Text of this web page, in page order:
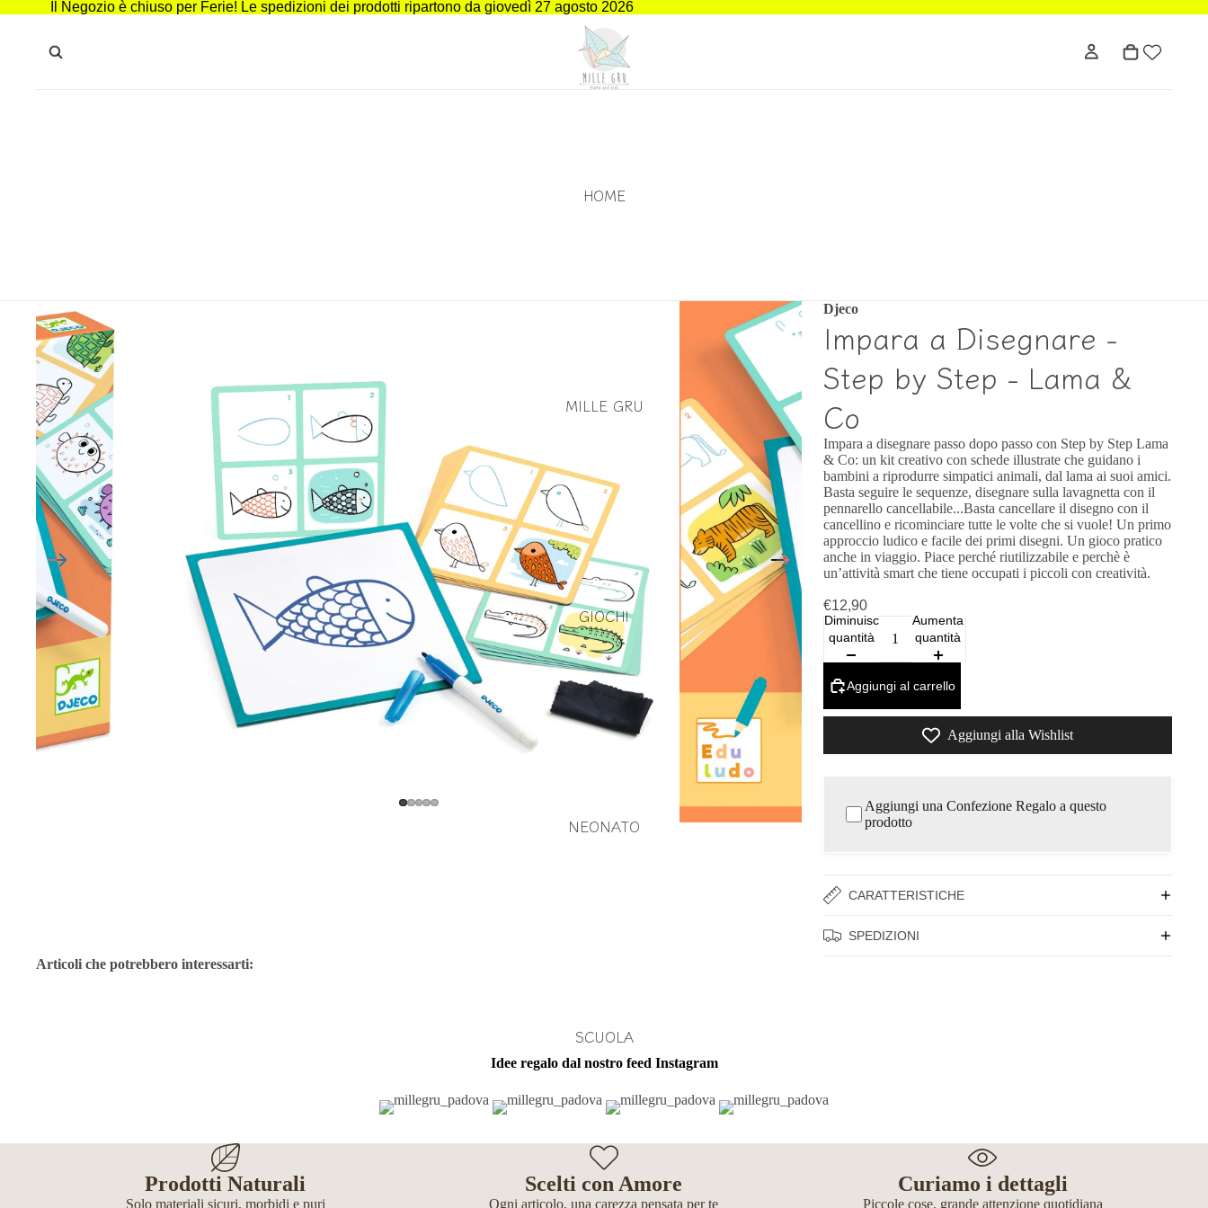
Il Negozio è chiuso per Ferie! Le spedizioni dei prodotti ripartono da giovedì 27 agosto 2026
HOME
MILLE GRU
GIOCHI
NEONATO
SCUOLA
Djeco
Impara a Disegnare -
Step by Step - Lama &
Co
Impara a disegnare passo dopo passo con Step by Step Lama
& Co: un kit creativo con schede illustrate che guidano i
bambini a riprodurre simpatici animali, dal lama ai suoi amici.
Basta seguire le sequenze, disegnare sulla lavagnetta con il
pennarello cancellabile...Basta cancellare il disegno con il
cancellino e ricominciare tutte le volte che si vuole! Un primo
approccio ludico e facile dei primi disegni. Un gioco pratico
anche in viaggio. Piace perché riutilizzabile e perchè è
un’attività smart che tiene occupati i piccoli con creatività.
€12,90
Diminuisci
quantità
Aumenta
quantità
Aggiungi al carrello
Aggiungi alla Wishlist
Aggiungi una Confezione Regalo a questo
prodotto
CARATTERISTICHE
SPEDIZIONI
Articoli che potrebbero interessarti:
Idee regalo dal nostro feed Instagram
Prodotti Naturali
Solo materiali sicuri, morbidi e puri
Scelti con Amore
Ogni articolo, una carezza pensata per te
Curiamo i dettagli
Piccole cose, grande attenzione quotidiana